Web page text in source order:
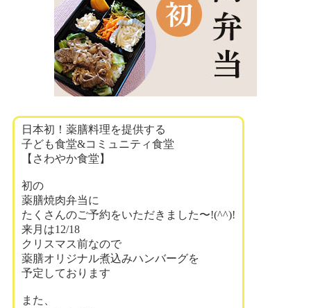
日本初！薬膳料理を提供する
子ども食堂&コミュニティ食堂
【さわやか食堂】
初の
薬膳焼肉弁当に
たくさんのご予約をいただきました〜!(^^)!
来月は12/18
クリスマス前なので
薬膳オリジナル煮込みハンバーグを
予定しております
また、